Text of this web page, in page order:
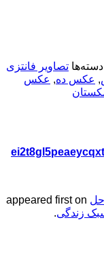
دسته‌ها تصاویر فانتزی
, عکس ده, عکس
سبک زندگی.